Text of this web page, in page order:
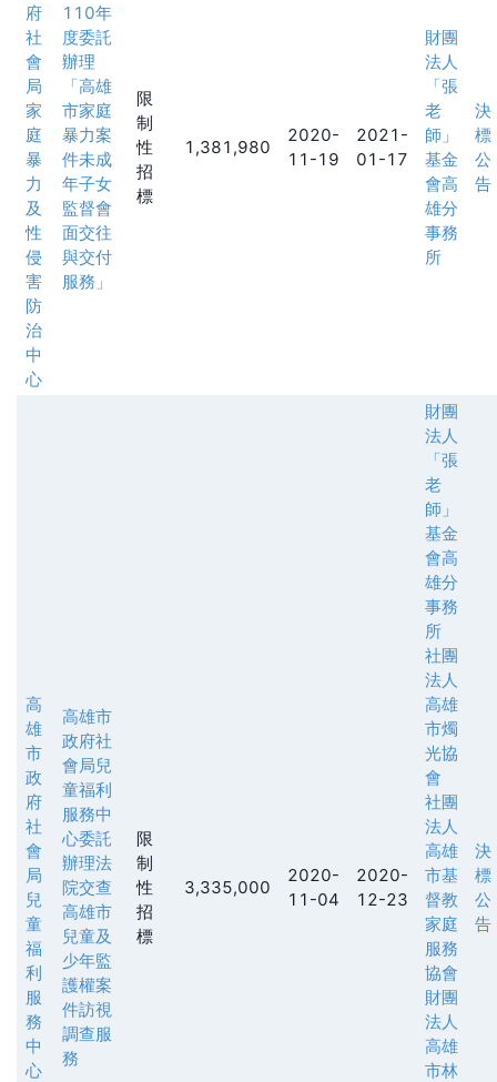
府
社
會
局
家
庭
暴
力
及
性
侵
害
防
治
中
心
110年
度委託
辦理
「高雄
市家庭
暴力案
件未成
年子女
監督會
面交往
與交付
服務」
限
制
性
招
標
1,381,980
2020-
11-19
2021-
01-17
財團
法人
「張
老
師」
基金
會高
雄分
事務
所
決
標
公
告
高
雄
市
政
府
社
會
局
兒
童
福
利
服
務
中
心
高雄市
政府社
會局兒
童福利
服務中
心委託
辦理法
院交查
高雄市
兒童及
少年監
護權案
件訪視
調查服
務
限
制
性
招
標
3,335,000
2020-
11-04
2020-
12-23
財團
法人
「張
老
師」
基金
會高
雄分
事務
所
社團
法人
高雄
市燭
光協
會
社團
法人
高雄
市基
督教
家庭
服務
協會
財團
法人
高雄
市林
決
標
公
告